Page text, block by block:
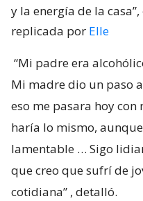
y la energía de la
replicada por Elle
“Mi padre era
Mi madre dio un paso
eso me pasara hoy
haría lo mismo,
lamentable … Sigo
que creo que sufrí de
cotidiana” , detalló.